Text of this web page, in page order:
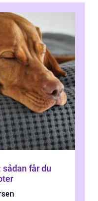
får du